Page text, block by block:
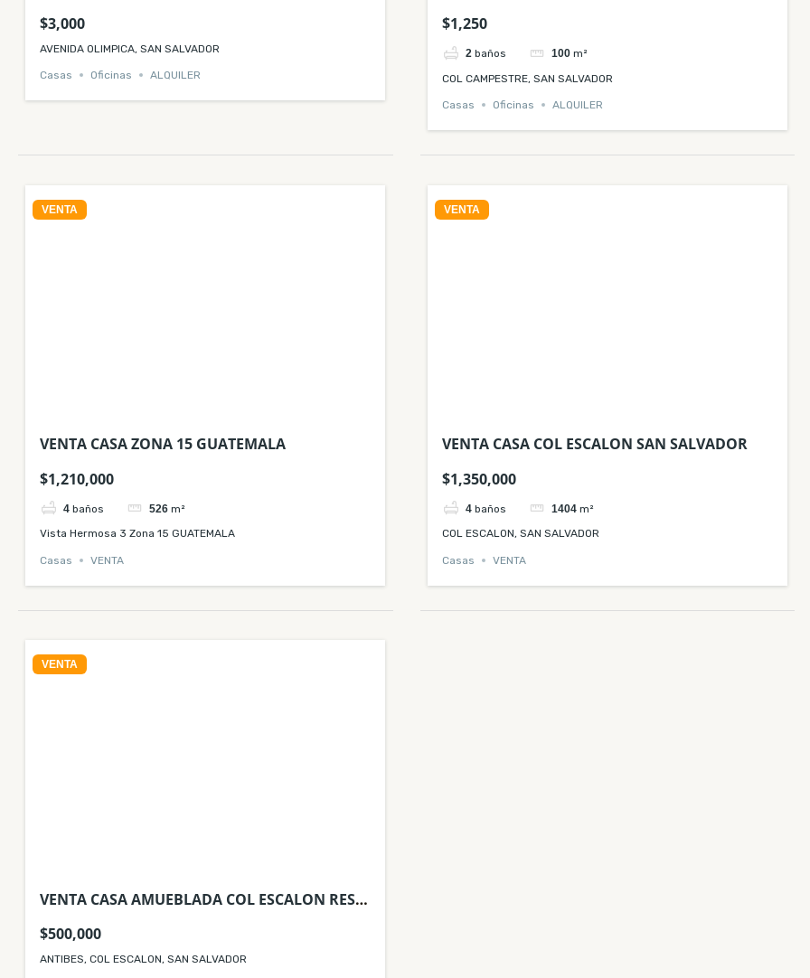
$3,000
AVENIDA OLIMPICA, SAN SALVADOR
Casas Oficinas ALQUILER
$1,250
2 baños 100 m²
COL CAMPESTRE, SAN SALVADOR
Casas Oficinas ALQUILER
VENTA
VENTA CASA ZONA 15 GUATEMALA
$1,210,000
4 baños 526 m²
Vista Hermosa 3 Zona 15 GUATEMALA
Casas VENTA
VENTA
VENTA CASA COL ESCALON SAN SALVADOR
$1,350,000
4 baños 1404 m²
COL ESCALON, SAN SALVADOR
Casas VENTA
VENTA
VENTA CASA AMUEBLADA COL ESCALON RES
$500,000
ANTIBES, COL ESCALON, SAN SALVADOR